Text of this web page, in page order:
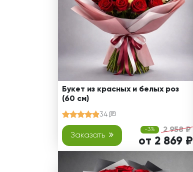
Букет из красных и белых роз
(60 см)
34
Заказать
-3% 2 958 ₽
от 2 869 ₽